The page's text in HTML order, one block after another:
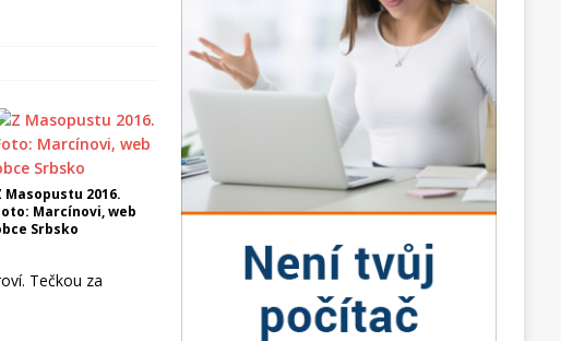
Masopustu 2016.
Marcínovi, web
Srbsko
Tečkou za